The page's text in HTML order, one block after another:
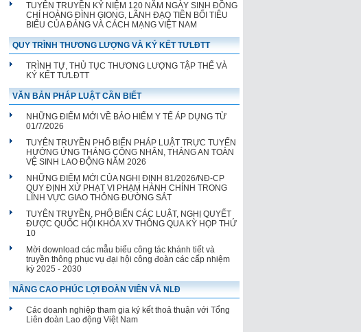
TUYÊN TRUYỀN KỶ NIỆM 120 NĂM NGÀY SINH ĐỒNG
CHÍ HOÀNG ĐÌNH GIONG, LÃNH ĐẠO TIỀN BỐI TIÊU
BIỂU CỦA ĐẢNG VÀ CÁCH MẠNG VIỆT NAM
QUY TRÌNH THƯƠNG LƯỢNG VÀ KÝ KẾT TƯLĐTT
TRÌNH TỰ, THỦ TỤC THƯƠNG LƯỢNG TẬP THỂ VÀ
KÝ KẾT TƯLĐTT
VĂN BẢN PHÁP LUẬT CẦN BIẾT
NHỮNG ĐIỂM MỚI VỀ BẢO HIỂM Y TẾ ÁP DỤNG TỪ
01/7/2026
TUYÊN TRUYỀN PHỔ BIẾN PHÁP LUẬT TRỰC TUYẾN
HƯỞNG ỨNG THÁNG CÔNG NHÂN, THÁNG AN TOÀN
VỆ SINH LAO ĐỘNG NĂM 2026
NHỮNG ĐIỂM MỚI CỦA NGHỊ ĐỊNH 81/2026/NĐ-CP
QUY ĐỊNH XỬ PHẠT VI PHẠM HÀNH CHÍNH TRONG
LĨNH VỰC GIAO THÔNG ĐƯỜNG SẮT
TUYÊN TRUYỀN, PHỔ BIẾN CÁC LUẬT, NGHỊ QUYẾT
ĐƯỢC QUỐC HỘI KHÓA XV THÔNG QUA KỲ HỌP THỨ
10
Mời download các mẫu biểu công tác khánh tiết và
truyền thông phục vụ đại hội công đoàn các cấp nhiệm
kỳ 2025 - 2030
NÂNG CAO PHÚC LỢI ĐOÀN VIÊN VÀ NLĐ
Các doanh nghiệp tham gia ký kết thoả thuận với Tổng
Liên đoàn Lao động Việt Nam